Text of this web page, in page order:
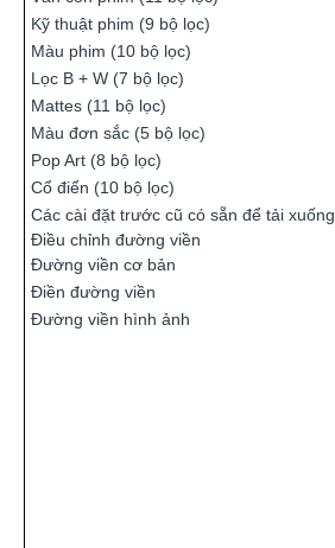
Kỹ thuật phim (9 bộ lọc)
Màu phim (10 bộ lọc)
Lọc B + W (7 bộ lọc)
Mattes (11 bộ lọc)
Màu đơn sắc (5 bộ lọc)
Pop Art (8 bộ lọc)
Cổ điển (10 bộ lọc)
Các cài đặt trước cũ có sẵn để tải xuống
Điều chỉnh đường viền
Đường viền cơ bản
Điền đường viền
Đường viền hình ảnh